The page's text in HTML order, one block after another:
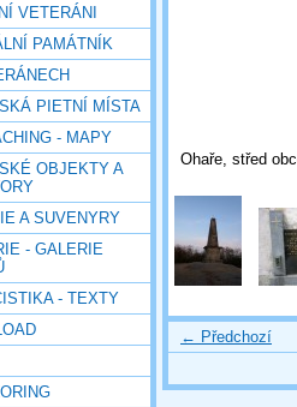
VETERÁNI
PAMÁTNÍK
PIETNÍ MÍSTA
- MAPY
OBJEKTY A
A SUVENYRY
- GALERIE
- TEXTY
Ohaře, střed
← Předchozí